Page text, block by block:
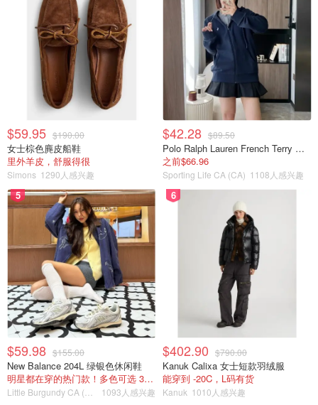
$59.95 $190.00
女士棕色麂皮船鞋
里外羊皮，舒服得很
Simons 1290人感兴趣
$42.28 $89.50
Polo Ralph Lauren French Terry 女童连帽卫衣 7-16码
之前$66.96
Sporting Life CA (CA) 1108人感兴趣
5
$59.98 $155.00
New Balance 204L 绿银色休闲鞋
明星都在穿的热门款！多色可选 3.8折
1093人感兴趣
6
$402.90 $790.00
Kanuk Calixa 女士短款羽绒服
能穿到 -20C，L码有货
Kanuk 1010人感兴趣